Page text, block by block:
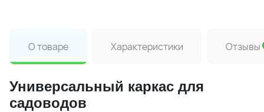
О товаре Характеристики Отзывы
Универсальный каркас для
садоводов